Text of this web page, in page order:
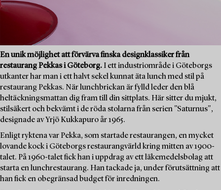
En unik möjlighet att förvärva finska designklassiker från
restaurang Pekkas i Göteborg. I ett industriområde i Göteborgs
utkanter har man i ett halvt sekel kunnat äta lunch med stil på
restaurang Pekkas. När lunchbrickan är fylld leder den blå
heltäckningsmattan dig fram till din sittplats. Här sitter du mjukt,
stilsäkert och bekvämt i de röda stolarna från serien "Saturnus",
designade av Yrjö Kukkapuro år 1965.
Enligt ryktena var Pekka, som startade restaurangen, en mycket
lovande kock i Göteborgs restaurangvärld kring mitten av 1900-
talet. På 1960-talet fick han i uppdrag av ett läkemedelsbolag att
starta en lunchrestaurang. Han tackade ja, under förutsättning att
han fick en obegränsad budget för inredningen.